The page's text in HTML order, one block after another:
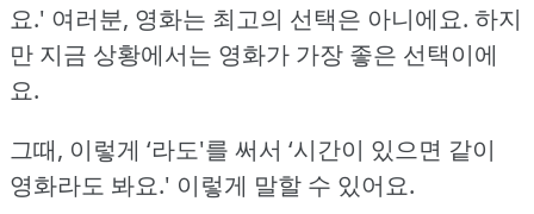
요.' 여러분, 영화는 최고의 선택은 아니에요. 하지
만 지금 상황에서는 영화가 가장 좋은 선택이에
요.
그때, 이렇게 ‘라도'를 써서 ‘시간이 있으면 같이
영화라도 봐요.' 이렇게 말할 수 있어요.